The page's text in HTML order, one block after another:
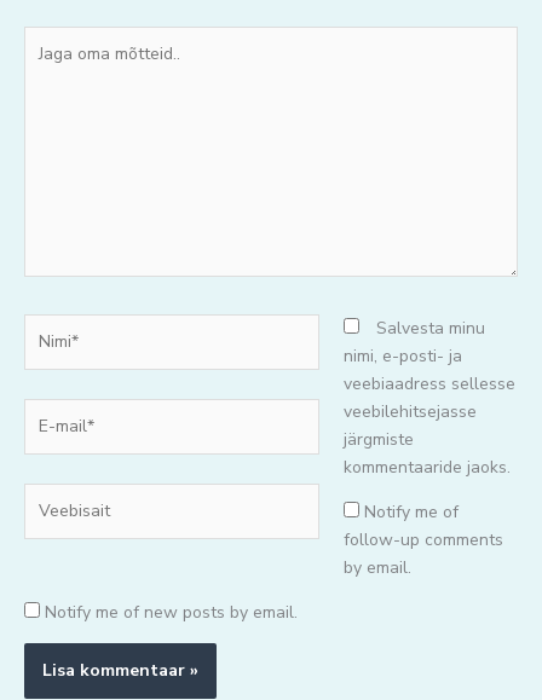
oma
mail*
Salvesta minu
nimi, e-posti- ja
veebiaadress sellesse
veebilehitsejasse
järgmiste
kommentaaride jaoks.
Notify me of
follow-up comments
by email.
Notify me of new posts by email.